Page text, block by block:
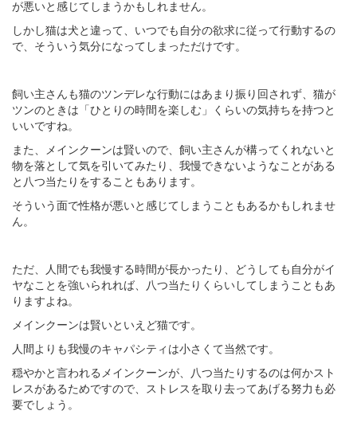
が悪いと感じてしまうかもしれません。
しかし猫は犬と違って、いつでも自分の欲求に従って行動するの
で、そういう気分になってしまっただけです。
飼い主さんも猫のツンデレな行動にはあまり振り回されず、猫が
ツンのときは「ひとりの時間を楽しむ」くらいの気持ちを持つと
いいですね。
また、メインクーンは賢いので、飼い主さんが構ってくれないと
物を落として気を引いてみたり、我慢できないようなことがある
と八つ当たりをすることもあります。
そういう面で性格が悪いと感じてしまうこともあるかもしれませ
ん。
ただ、人間でも我慢する時間が長かったり、どうしても自分がイ
ヤなことを強いられれば、八つ当たりくらいしてしまうこともあ
りますよね。
メインクーンは賢いといえど猫です。
人間よりも我慢のキャパシティは小さくて当然です。
穏やかと言われるメインクーンが、八つ当たりするのは何かスト
レスがあるためですので、ストレスを取り去ってあげる努力も必
要でしょう。